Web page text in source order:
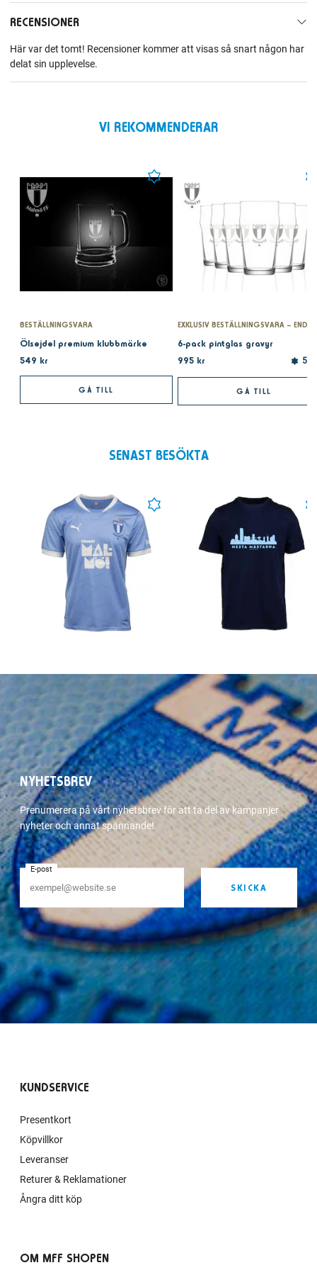
RECENSIONER
Här var det tomt! Recensioner kommer att visas så snart någon har
delat sin upplevelse.
VI REKOMMENDERAR
BESTÄLLNINGSVARA
Ölsejdel premium klubbmärke
549 kr
GÅ TILL
6-pack pintglas gravyr
995 kr
5.0
GÅ TILL
SENAST BESÖKTA
NYHETSBREV
Prenumerera på vårt nyhetsbrev för att ta del av kampanjer
nyheter och annat spännande!
E-post
SKICKA
KUNDSERVICE
Presentkort
Köpvillkor
Leveranser
Returer & Reklamationer
Ångra ditt köp
OM MFF SHOPEN